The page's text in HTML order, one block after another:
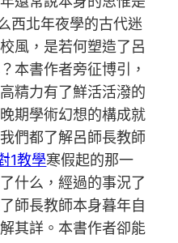
西北年夜學的古代迷
風，是若何塑造了呂
本書作者旁征博引，
精力有了鮮活活潑的
期學術幻想的構成就
們都了解呂師長教師
1教學寒假起的那一
什么，經過的事況了
師長教師本身暮年自
其詳。本書作者卻能